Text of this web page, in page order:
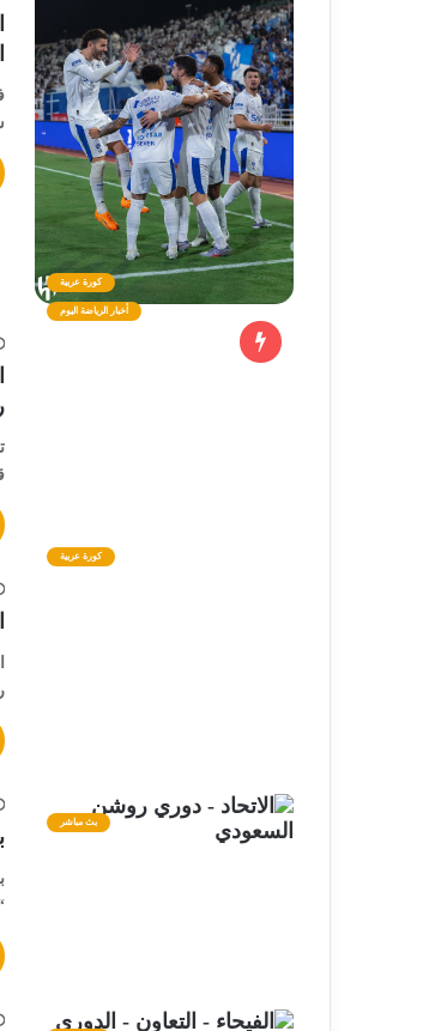
كورة عربية
أخبار الرياضة اليوم
كورة عربية
بث مباشر